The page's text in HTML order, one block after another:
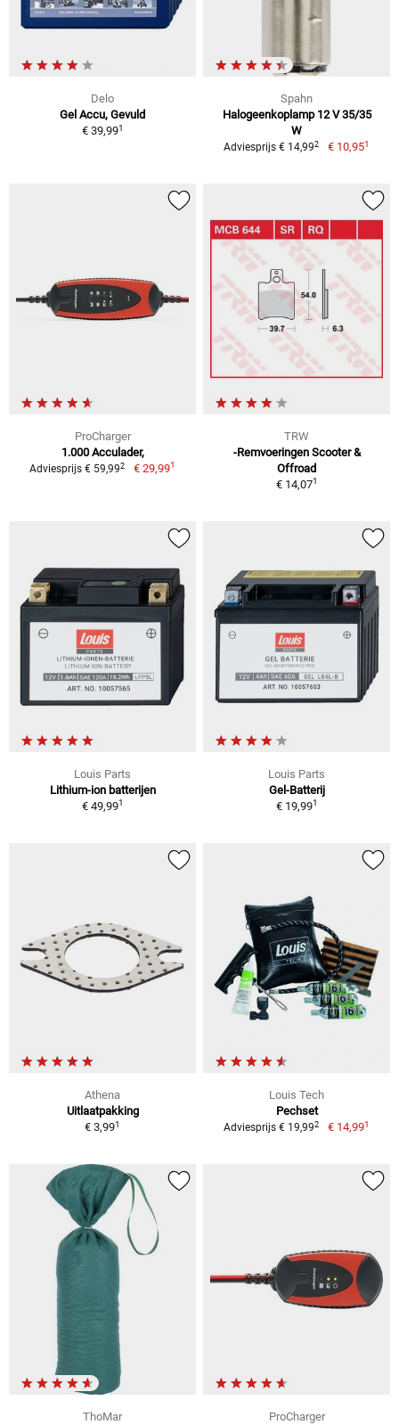
Delo
Gel Accu, Gevuld
€ 39,991
Spahn
Halogeenkoplamp 12 V 35/35
W
Adviesprijs € 14,992 € 10,951
ProCharger
1.000 Acculader,
Adviesprijs € 59,992 € 29,991
TRW
-Remvoeringen Scooter &
Offroad
€ 14,071
Louis Parts
Lithium-ion batterijen
€ 49,991
Louis Parts
Gel-Batterij
€ 19,991
Athena
Uitlaatpakking
€ 3,991
Louis Tech
Pechset
Adviesprijs € 19,992 € 14,991
ThoMar
ProCharger